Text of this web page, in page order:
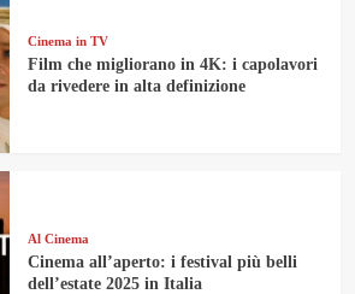
Cinema in TV
Film che migliorano in 4K: i capolavori
da rivedere in alta definizione
Al Cinema
Cinema all’aperto: i festival più belli
dell’estate 2025 in Italia